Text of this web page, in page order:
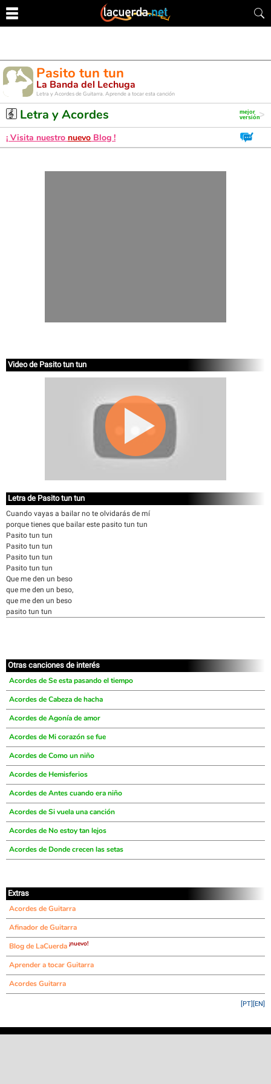
Pasito tun tun
La Banda del Lechuga
Letra y Acordes de Guitarra. Aprende a tocar esta canción
Letra y Acordes
¡ Visita nuestro nuevo Blog !
Video de Pasito tun tun
Letra de Pasito tun tun
Cuando vayas a bailar no te olvidarás de mí
porque tienes que bailar este pasito tun tun
Pasito tun tun
Pasito tun tun
Pasito tun tun
Pasito tun tun
Que me den un beso
que me den un beso,
que me den un beso
pasito tun tun
Otras canciones de interés
Acordes de Se esta pasando el tiempo
Acordes de Cabeza de hacha
Acordes de Agonía de amor
Acordes de Mi corazón se fue
Acordes de Como un niño
Acordes de Hemisferios
Acordes de Antes cuando era niño
Acordes de Si vuela una canción
Acordes de No estoy tan lejos
Acordes de Donde crecen las setas
Extras
Acordes de Guitarra
Afinador de Guitarra
Blog de LaCuerda ¡nuevo!
Aprender a tocar Guitarra
Acordes Guitarra
[EN]
[PT]